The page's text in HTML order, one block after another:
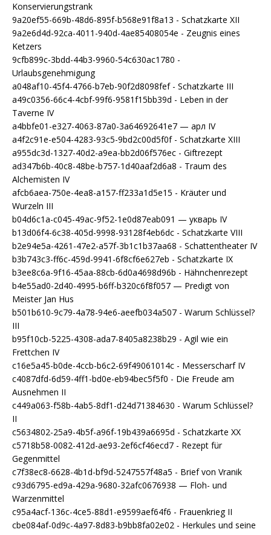
Konservierungstrank
9a20ef55-669b-48d6-895f-b568e91f8a13 - Schatzkarte XII
9a2e6d4d-92ca-4011-940d-4ae85408054e - Zeugnis eines
Ketzers
9cfb899c-3bdd-44b3-9960-54c630ac1780 -
Urlaubsgenehmigung
a048af10-45f4-4766-b7eb-90f2d8098fef - Schatzkarte III
a49c0356-66c4-4cbf-99f6-9581f15bb39d - Leben in der
Taverne IV
a4bbfe01-e327-4063-87a0-3a64692641e7 — арл IV
a4f2c91e-e504-4283-93c5-9bd2c00d5f0f - Schatzkarte XIII
a955dc3d-1327-40d2-a9ea-bb2d06f576ec - Giftrezept
ad347b6b-40c8-48be-b757-1d40aaf2d6a8 - Traum des
Alchemisten IV
afcb6aea-750e-4ea8-a157-ff233a1d5e15 - Kräuter und
Wurzeln III
b04d6c1a-c045-49ac-9f52-1e0d87eab091 — укварь IV
b13d06f4-6c38-405d-9998-93128f4eb6dc - Schatzkarte VIII
b2e94e5a-4261-47e2-a57f-3b1c1b37aa68 - Schattentheater IV
b3b743c3-ff6c-459d-9941-6f8cf6e627eb - Schatzkarte IX
b3ee8c6a-9f16-45aa-88cb-6d0a4698d96b - Hähnchenrezept
b4e55ad0-2d40-4995-b6ff-b320c6f8f057 — Predigt von
Meister Jan Hus
b501b610-9c79-4a78-94e6-aeefb034a507 - Warum Schlüssel?
III
b95f10cb-5225-4308-ada7-8405a8238b29 - Agil wie ein
Frettchen IV
c16e5a45-b0de-4ccb-b6c2-69f49061014c - Messerscharf IV
c4087dfd-6d59-4ff1-bd0e-eb94bec5f5f0 - Die Freude am
Ausnehmen II
c449a063-f58b-4ab5-8df1-d24d71384630 - Warum Schlüssel?
II
c5634802-25a9-4b5f-a96f-19b439a6695d - Schatzkarte XX
c5718b58-0082-412d-ae93-2ef6cf46ecd7 - Rezept für
Gegenmittel
c7f38ec8-6628-4b1d-bf9d-5247557f48a5 - Brief von Vranik
c93d6795-ed9a-429a-9680-32afc0676938 — Floh- und
Warzenmittel
c95a4acf-136c-4ce5-88d1-e9599aef64f6 - Frauenkrieg II
cbe084af-0d9c-4a97-8d83-b9bb8fa02e02 - Herkules und seine